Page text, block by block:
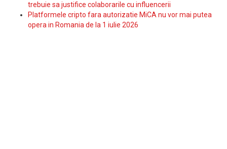
trebuie sa justifice colaborarile cu influencerii
Platformele cripto fara autorizatie MiCA nu vor mai putea
opera in Romania de la 1 iulie 2026